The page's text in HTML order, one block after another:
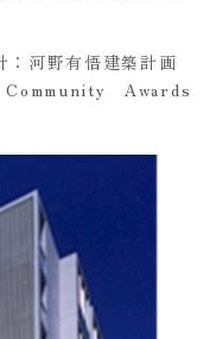
河野有悟建築計画
Awards